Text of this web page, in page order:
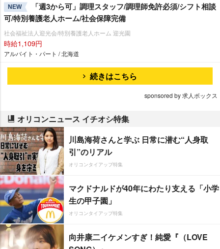
NEW
「週3から可」調理スタッフ/調理師免許必須/シフト相談
可/特別養護老人ホーム/社会保障完備
社会福祉法人迎光会/特別養護老人ホーム 迎光園
時給1,109円
アルバイト・パート / 北海道
続きはこちら
sponsored by 求人ボックス
オリコンニュース イチオシ特集
川島海荷さんと学ぶ 日常に潜む“人身取
引”のリアル
オリコンタイアップ特集
マクドナルドが40年にわたり支える「小学
生の甲子園」
オリコンタイアップ特集
向井康二イケメンすぎ！純愛『（LOVE